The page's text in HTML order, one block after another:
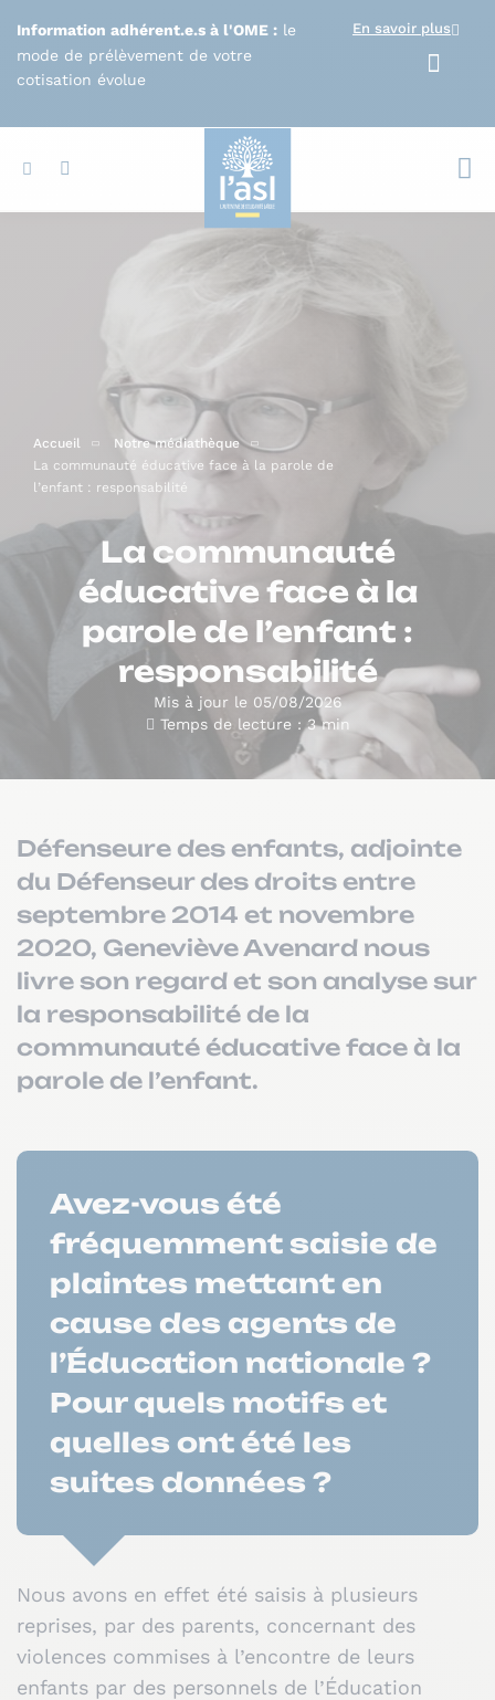
Information adhérent.e.s à l'OME : le
mode de prélèvement de votre
cotisation évolue
En savoir plus
Accueil
Notre médiathèque
La communauté éducative face à la parole de
l’enfant : responsabilité
La communauté
éducative face à la
parole de l’enfant :
responsabilité
Mis à jour le 05/08/2026
Temps de lecture : 3 min
Défenseure des enfants, adjointe
du Défenseur des droits entre
septembre 2014 et novembre
2020, Geneviève Avenard nous
livre son regard et son analyse sur
la responsabilité de la
communauté éducative face à la
parole de l’enfant.
Avez-vous été
fréquemment saisie de
plaintes mettant en
cause des agents de
l’Éducation nationale ?
Pour quels motifs et
quelles ont été les
suites données ?
Nous avons en effet été saisis à plusieurs
reprises, par des parents, concernant des
violences commises à l’encontre de leurs
enfants par des personnels de l’Éducation